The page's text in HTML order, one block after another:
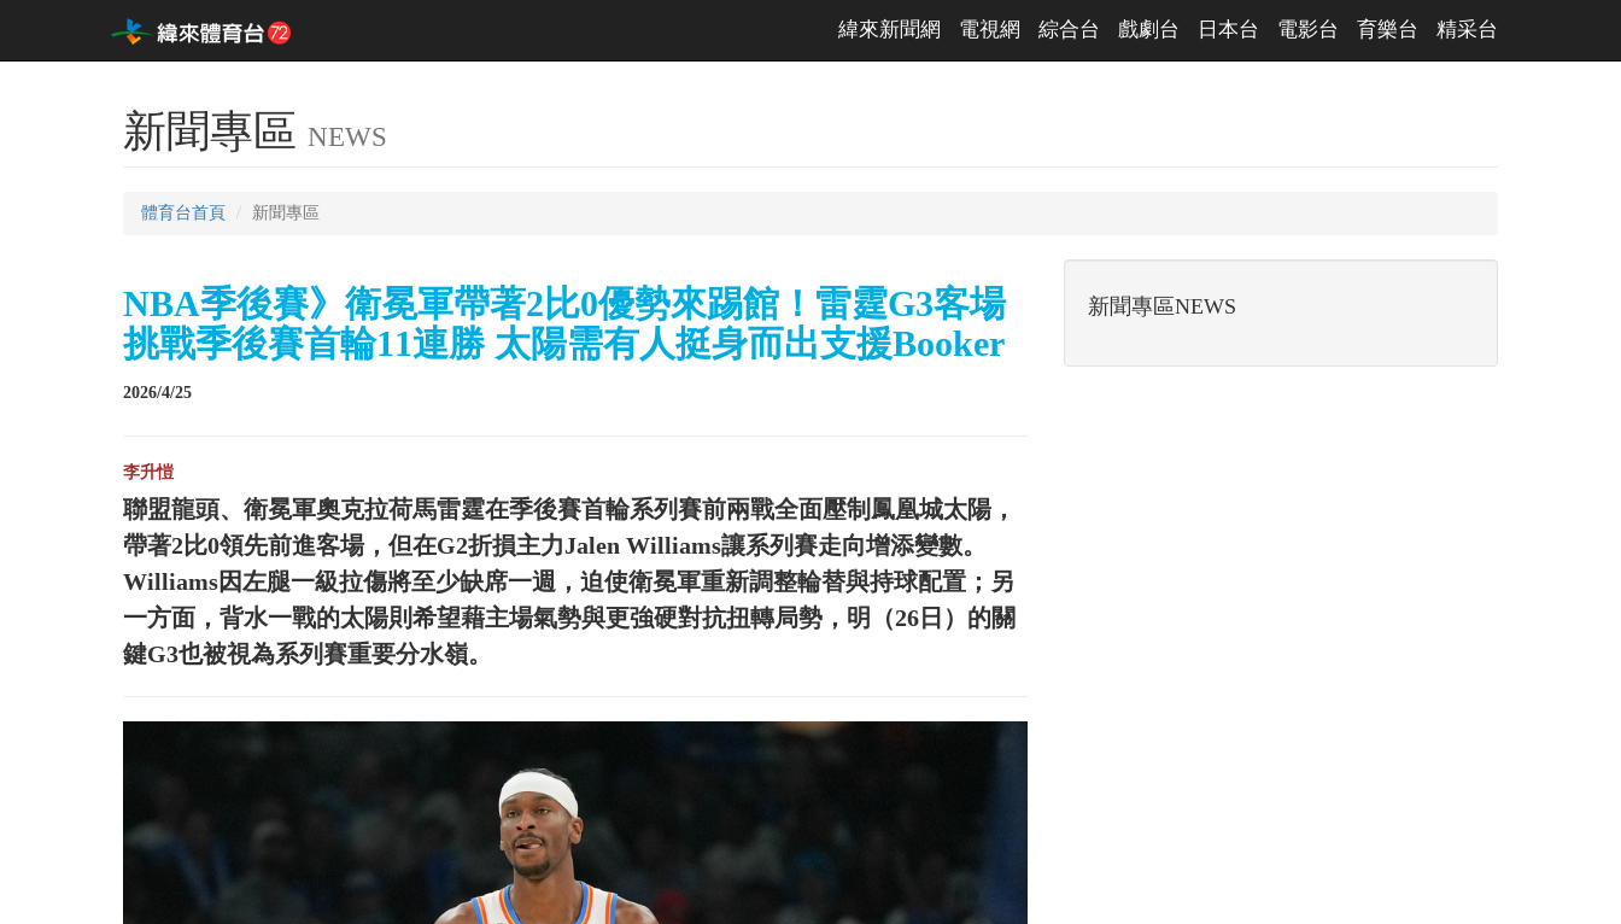
緯來新聞網 電視網 綜合台 戲劇台 日本台 電影台 育樂台 精采台
新聞專區 NEWS
體育台首頁 新聞專區
NBA季後賽》衛冕軍帶著2比0優勢來踢館！雷霆G3客場
挑戰季後賽首輪11連勝 太陽需有人挺身而出支援Booker
2026/4/25
李升愷
聯盟龍頭、衛冕軍奧克拉荷馬雷霆在季後賽首輪系列賽前兩戰全面壓制鳳凰城太陽，
帶著2比0領先前進客場，但在G2折損主力Jalen Williams讓系列賽走向增添變數。
Williams因左腿一級拉傷將至少缺席一週，迫使衛冕軍重新調整輪替與持球配置；另
一方面，背水一戰的太陽則希望藉主場氣勢與更強硬對抗扭轉局勢，明（26日）的關
鍵G3也被視為系列賽重要分水嶺。
新聞專區NEWS